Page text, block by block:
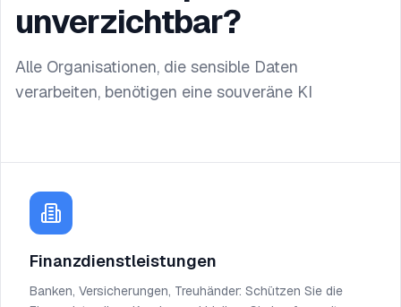
unverzichtbar?
Alle Organisationen, die sensible Daten
verarbeiten, benötigen eine souveräne KI
Finanzdienstleistungen
Banken, Versicherungen, Treuhänder: Schützen Sie die